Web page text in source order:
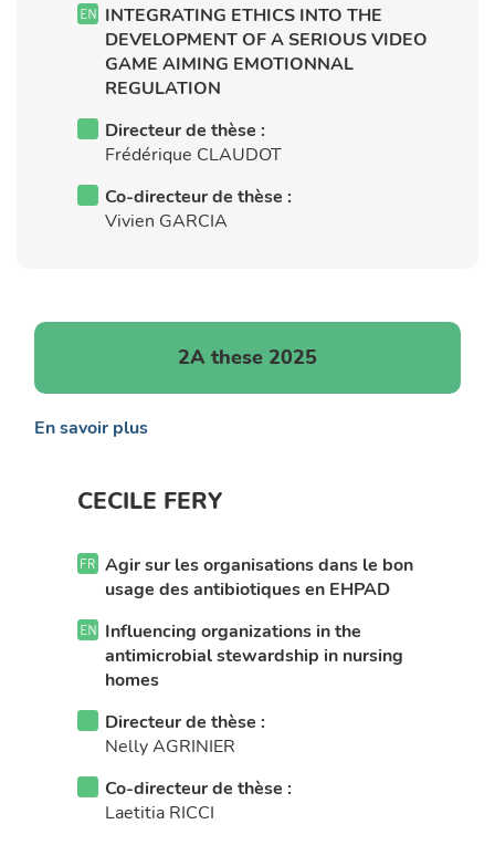
INTEGRATING ETHICS INTO THE
DEVELOPMENT OF A SERIOUS VIDEO
GAME AIMING EMOTIONNAL
REGULATION
Directeur de thèse :
Frédérique CLAUDOT
Co-directeur de thèse :
Vivien GARCIA
2A these 2025
En savoir plus
CECILE FERY
Agir sur les organisations dans le bon
usage des antibiotiques en EHPAD
Influencing organizations in the
antimicrobial stewardship in nursing
homes
Directeur de thèse :
Nelly AGRINIER
Co-directeur de thèse :
Laetitia RICCI